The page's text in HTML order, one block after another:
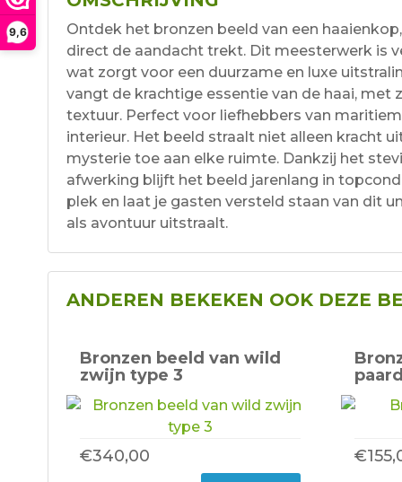
9,6
Ontdek het bronzen beeld van een
direct de aandacht trekt. Dit meesterwerk is
wat zorgt voor een duurzame en luxe
vangt de krachtige essentie van de haai, met
textuur. Perfect voor liefhebbers van
interieur. Het beeld straalt niet alleen kracht
mysterie toe aan elke ruimte. Dankzij het
afwerking blijft het beeld jarenlang in
plek en laat je gasten versteld staan van dit
als avontuur uitstraalt.
ANDEREN BEKEKEN OOK DEZE
Bronzen beeld van wild
zwijn type 3
€340,00